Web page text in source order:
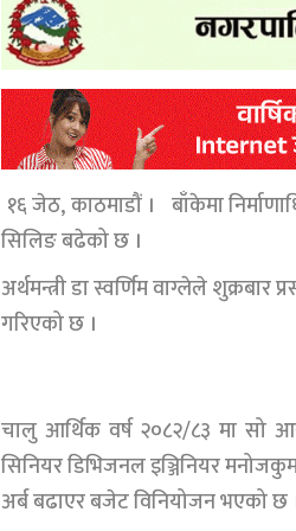
१६ जेठ, काठमाडौं । बाँकेमा
सिलिङ बढेको छ ।
अर्थमन्त्री डा स्वर्णिम वाग्लेले
गरिएको छ ।
चालु आर्थिक वर्ष २०८२/८३ मा सो
सिनियर डिभिजनल इञ्जिनियर
अर्ब बढाएर बजेट विनियोजन भएको छ